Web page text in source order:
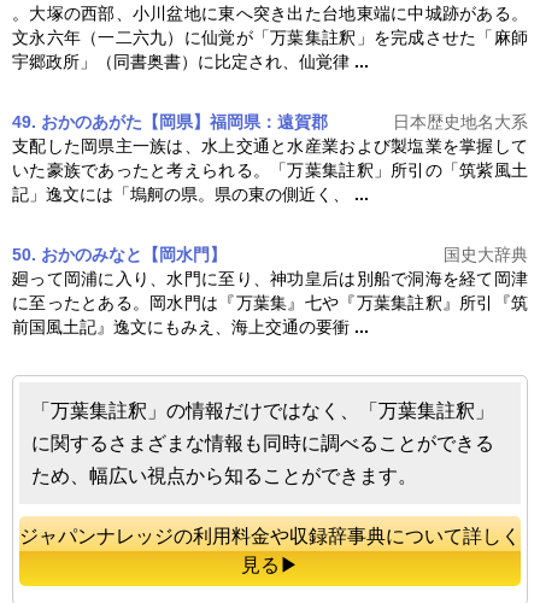
。大塚の西部、小川盆地に東へ突き出た台地東端に中城跡がある。
文永六年（一二六九）に仙覚が「万葉集註釈 」を完成させた「麻師
宇郷政所」（同書奥書）に比定され、仙覚律 ...
49. おかのあがた【岡県】福岡県：遠賀郡
日本歴史地名大系
支配した岡県主一族は、水上交通と水産業および製塩業を掌握して
いた豪族であったと考えられる。「万葉集註釈 」所引の「筑紫風土
記」逸文には「塢舸の県。県の東の側近く、 ...
50. おかのみなと【岡水門】
国史大辞典
廻って岡浦に入り、水門に至り、神功皇后は別船で洞海を経て岡津
に至ったとある。岡水門は『万葉集』七や『万葉集註釈 』所引『筑
前国風土記』逸文にもみえ、海上交通の要衝 ...
「万葉集註釈」の情報だけではなく、「万葉集註釈」
に関するさまざまな情報も同時に調べることができる
ため、幅広い視点から知ることができます。
ジャパンナレッジの利用料金や収録辞事典について詳しく
見る▶